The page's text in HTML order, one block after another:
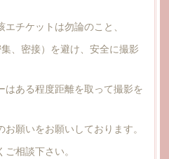
チケットは勿論のこと、
、密接）を避け、安全に撮影
ある程度距離を取って撮影を
願いをお願いしております。
相談下さい。